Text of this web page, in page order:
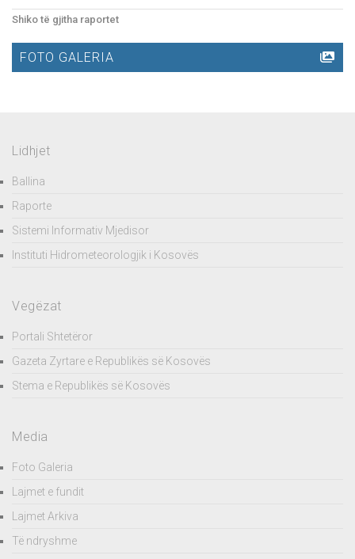
Shiko të gjitha raportet
FOTO GALERIA
Lidhjet
Ballina
Raporte
Sistemi Informativ Mjedisor
Instituti Hidrometeorologjik i Kosovës
Vegëzat
Portali Shtetëror
Gazeta Zyrtare e Republikës së Kosovës
Stema e Republikës së Kosovës
Media
Foto Galeria
Lajmet e fundit
Lajmet Arkiva
Të ndryshme